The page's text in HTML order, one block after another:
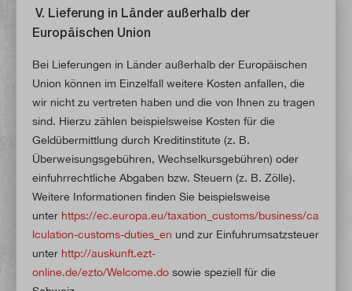
V. Lieferung in Länder außerhalb der
Europäischen Union
Bei Lieferungen in Länder außerhalb der Europäischen
Union können im Einzelfall weitere Kosten anfallen, die
wir nicht zu vertreten haben und die von Ihnen zu tragen
sind. Hierzu zählen beispielsweise Kosten für die
Geldübermittlung durch Kreditinstitute (z. B.
Überweisungsgebühren, Wechselkursgebühren) oder
einfuhrrechtliche Abgaben bzw. Steuern (z. B. Zölle).
Weitere Informationen finden Sie beispielsweise
unter https://ec.europa.eu/taxation_customs/business/ca
lculation-customs-duties_en und zur Einfuhrumsatzsteuer
unter http://auskunft.ezt-
online.de/ezto/Welcome.do sowie speziell für die